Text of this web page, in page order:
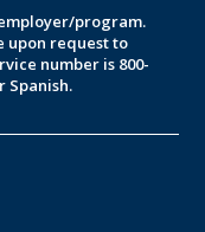
program.
upon request to
number is 800-
Spanish.